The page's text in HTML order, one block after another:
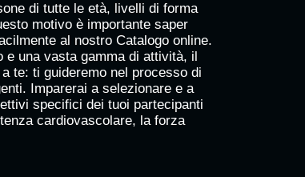
di tutte le età, livelli di forma
motivo è importante saper
al nostro Catalogo online.
e una vasta gamma di attività, il
te: ti guideremo nel processo di
Imparerai a selezionare e a
specifici dei tuoi partecipanti
cardiovascolare, la forza